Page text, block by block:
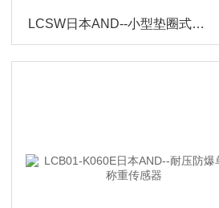
LCSW日本AND--小型垫圈式称重传感器